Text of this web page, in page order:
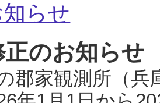
らせ
のお知らせ
郡家観測所（